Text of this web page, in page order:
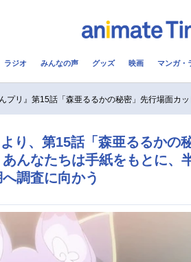
コスプレ
アニメ映画一覧
男性声優/女性声優一覧
ラジオ みんなの声 グッズ 映画 マンガ・
プリ』第15話「森亜るるかの秘密」先行場面カッ
り、第15話「森亜るるかの
んなたちは手紙をもとに、
調査に向かう